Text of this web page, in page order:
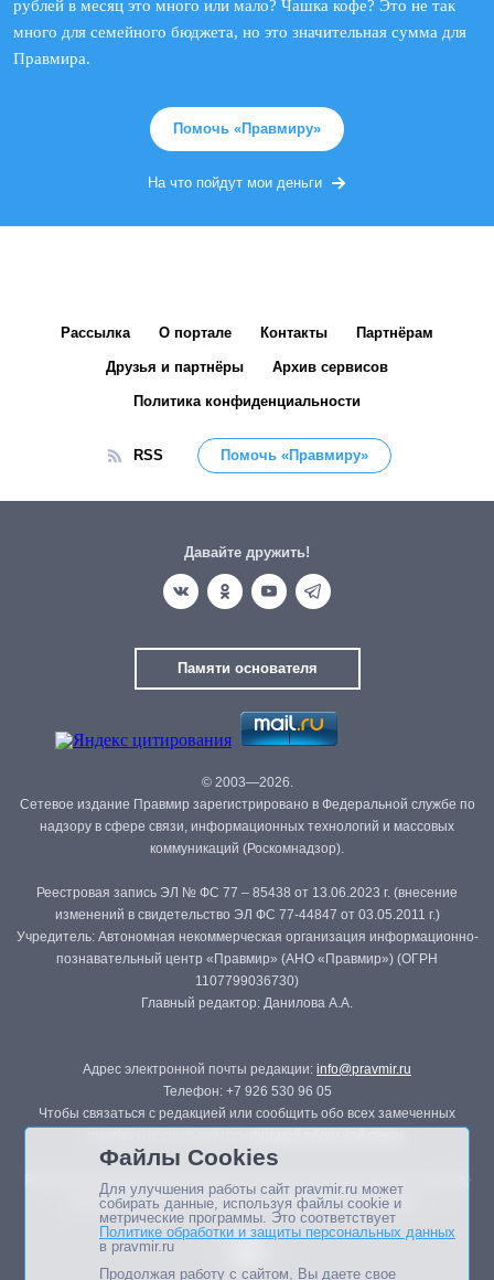
рублей в месяц это много или мало? Чашка кофе? Это не так
много для семейного бюджета, но это значительная сумма для
Правмира.
Помочь «Правмиру»
На что пойдут мои деньги
Рассылка О портале Контакты Партнёрам
Друзья и партнёры Архив сервисов
Политика конфиденциальности
RSS Помочь «Правмиру»
Давайте дружить!
Памяти основателя
© 2003—2026.
Сетевое издание Правмир зарегистрировано в Федеральной службе по
надзору в сфере связи, информационных технологий и массовых
коммуникаций (Роскомнадзор).
Реестровая запись ЭЛ № ФС 77 – 85438 от 13.06.2023 г. (внесение
изменений в свидетельство ЭЛ ФС 77-44847 от 03.05.2011 г.)
Учредитель: Автономная некоммерческая организация информационно-
познавательный центр «Правмир» (АНО «Правмир») (ОГРН
1107799036730)
Главный редактор: Данилова А.А.
Адрес электронной почты редакции: info@pravmir.ru
Телефон: +7 926 530 96 05
Чтобы связаться с редакцией или сообщить обо всех замеченных
Републикация материалов сайта в печатных изданиях (книгах, прессе)
возможна только с письменного разрешения редакции.
Файлы Cookies
Для улучшения работы сайт pravmir.ru может
собирать данные, используя файлы cookie и
метрические программы. Это соответствует
Политике обработки и защиты персональных данных
в pravmir.ru
Продолжая работу с сайтом, Вы даете свое